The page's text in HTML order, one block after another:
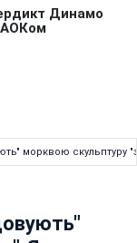
морквою скульптуру